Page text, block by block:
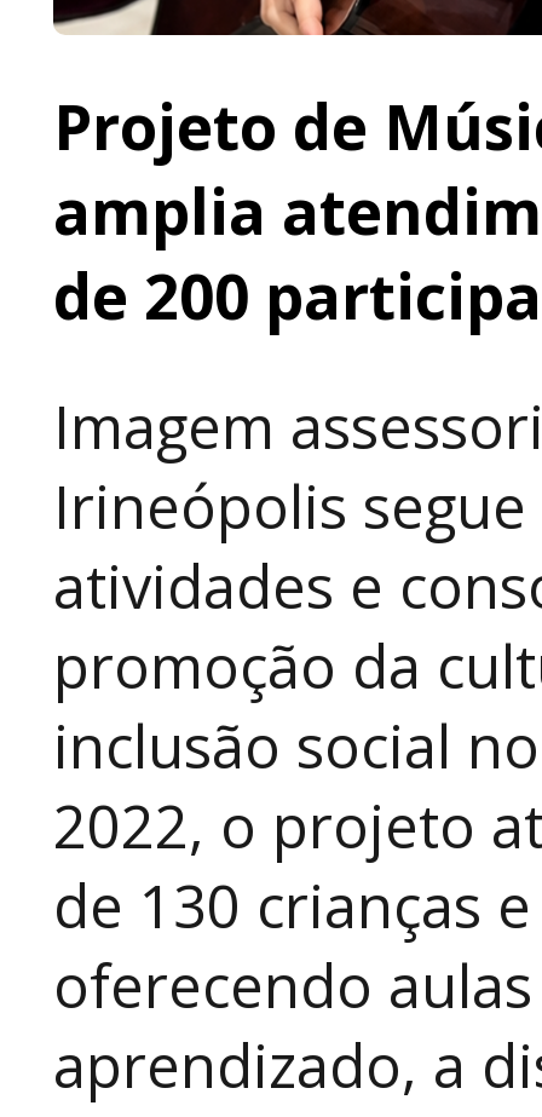
Projeto de
amplia
de 200
Imagem
Irineópolis
atividades e
promoção da
inclusão social
2022, o projeto
de 130 crianças
oferecendo
aprendizado, a